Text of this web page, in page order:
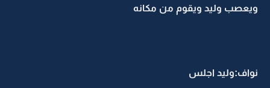
ويعصب وليد ويقوم من مكانه
نواف:وليد اجلس